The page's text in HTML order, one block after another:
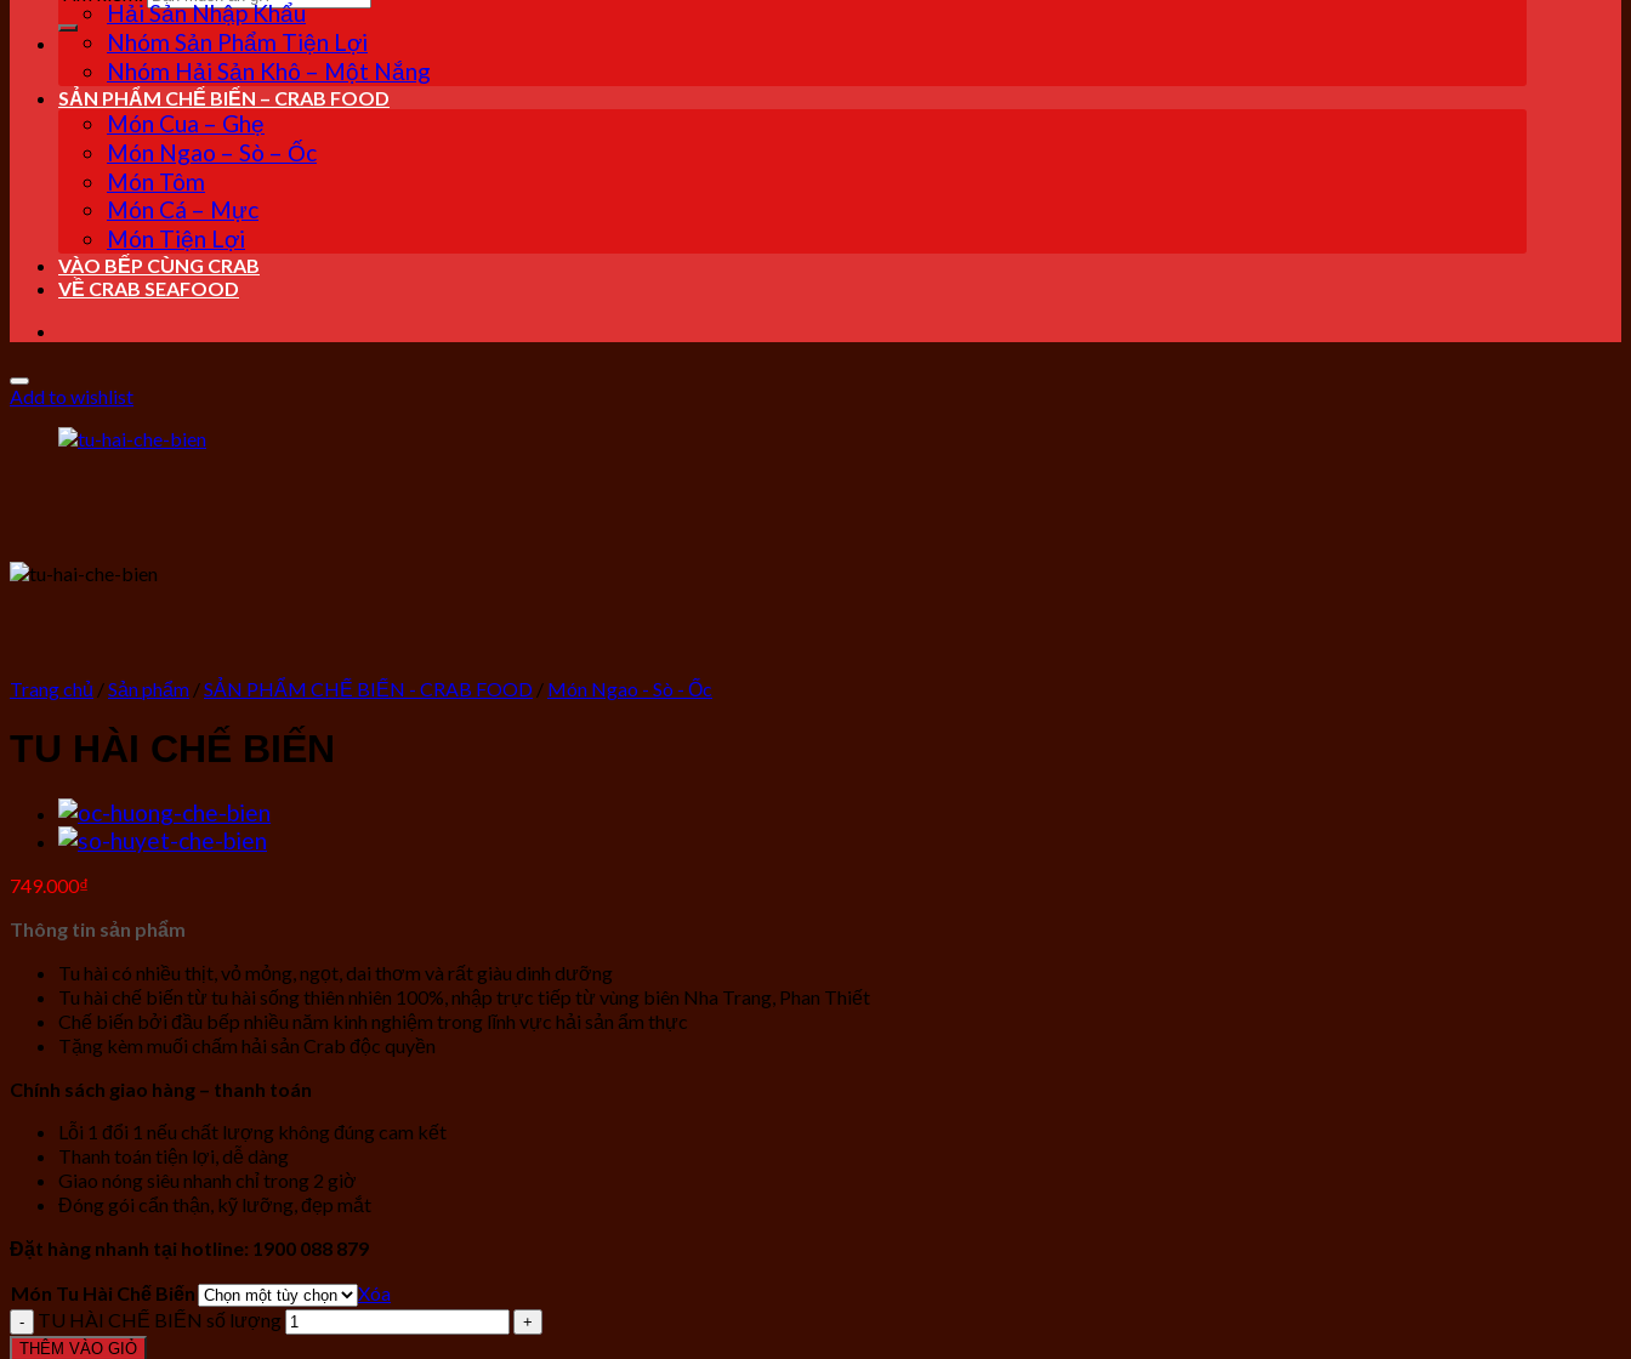
Hải Sản Nhập Khẩu
Nhóm Sản Phẩm Tiện Lợi
Nhóm Hải Sản Khô – Một Nắng
SẢN PHẨM CHẾ BIẾN – CRAB FOOD
Món Cua – Ghẹ
Món Ngao – Sò – Ốc
Món Tôm
Món Cá – Mực
Món Tiện Lợi
VÀO BẾP CÙNG CRAB
VỀ CRAB SEAFOOD
Add to wishlist
Trang chủ /Sản phẩm /SẢN PHẨM CHẾ BIẾN - CRAB FOOD / Món Ngao - Sò - Ốc
TU HÀI CHẾ BIẾN
749.000₫
Thông tin sản phẩm
Tu hài có nhiều thịt, vỏ mỏng, ngọt, dai thơm và rất giàu dinh dưỡng
Tu hài chế biến từ tu hài sống thiên nhiên 100%, nhập trực tiếp từ vùng biên Nha Trang, Phan Thiết
Chế biến bởi đầu bếp nhiều năm kinh nghiệm trong lĩnh vực hải sản ẩm thực
Tặng kèm muối chấm hải sản Crab độc quyền
Chính sách giao hàng – thanh toán
Lỗi 1 đổi 1 nếu chất lượng không đúng cam kết
Thanh toán tiện lợi, dễ dàng
Giao nóng siêu nhanh chỉ trong 2 giờ
Đóng gói cẩn thận, kỹ lưỡng, đẹp mắt
Đặt hàng nhanh tại hotline: 1900 088 879
Món Tu Hài Chế Biến
Xóa
TU HÀI CHẾ BIẾN số lượng
THÊM VÀO GIỎ